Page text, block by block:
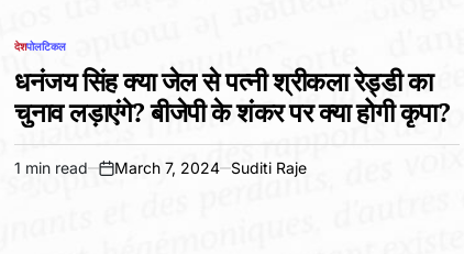
POSTED
देशपोलटिकल
धनंजय सिंह क्या जेल से पत्नी श्रीकला रेड्डी का
चुनाव लड़ाएंगे? बीजेपी के शंकर पर क्या होगी कृपा?
Estimated
1 min read
on
March 7, 2024 Suditi Raje